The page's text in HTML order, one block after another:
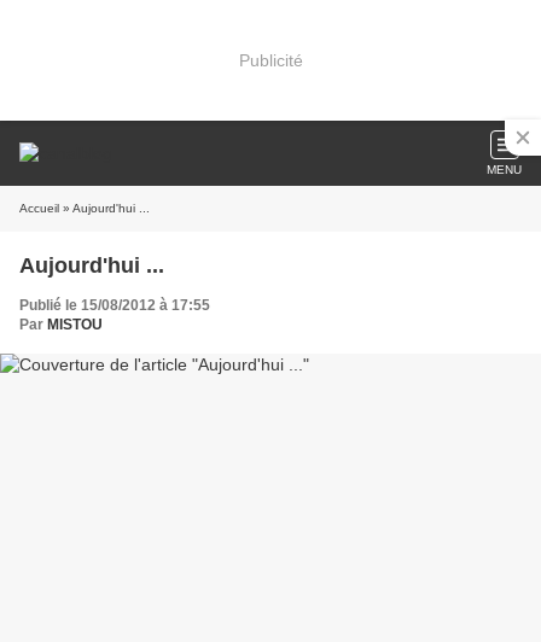
Publicité
MENU
Accueil » Aujourd'hui ...
Aujourd'hui ...
Publié le 15/08/2012 à 17:55
Par MISTOU